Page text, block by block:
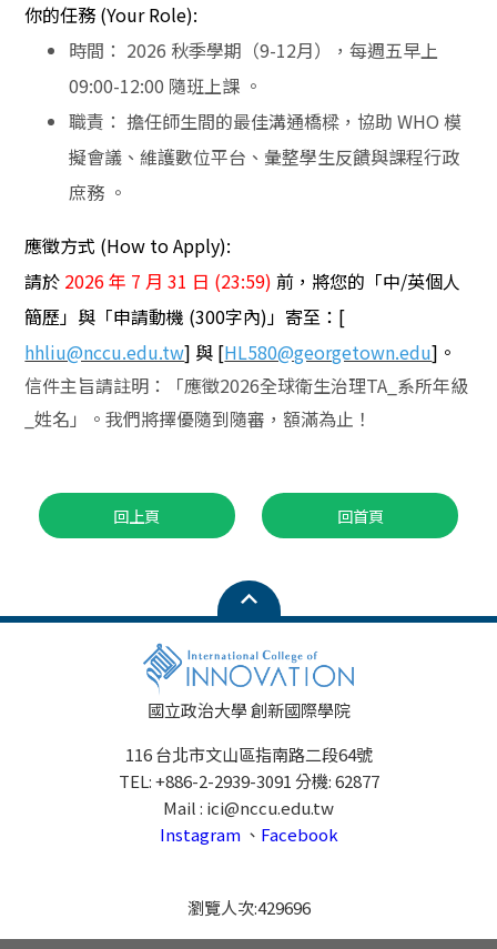
你的任務 (Your Role):
時間： 2026 秋季學期（9-12月），每週五早上
09:00-12:00 隨班上課 。
職責： 擔任師生間的最佳溝通橋樑，協助 WHO模
擬會議、維護數位平台、彙整學生反饋與課程行政
庶務 。
應徵方式 (How to Apply):
請於 2026年 7 月 31 日 (23:59)前，將您的「中/英個人
簡歷」與「申請動機 (300字內)」寄至： [
hhliu@nccu.edu.tw] 與 [HL580@georgetown.edu] 。
信件主旨請註明：「應徵2026全球衛生治理TA_ 系所年級
_姓名」。我們將擇優隨到隨審，額滿為止！
回上頁 回首頁
國立政治大學 創新國際學院
116 台北市文山區指南路二段64號
TEL: +886-2-2939-3091 分機: 62877
Mail : ici@nccu.edu.tw
Instagram、 Facebook
瀏覽人次:429696